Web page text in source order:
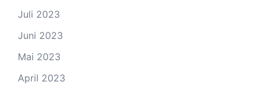
Juli 2023
Juni 2023
Mai 2023
April 2023